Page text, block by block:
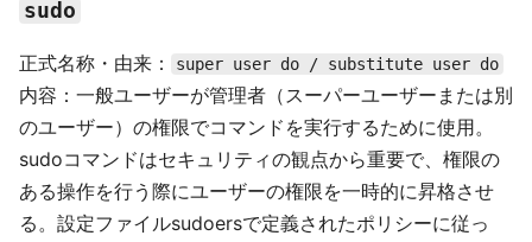
sudo
正式名称・由来： super user do / substitute user do
内容：一般ユーザーが管理者（スーパーユーザーまたは別
のユーザー）の権限でコマンドを実行するために使用。
sudoコマンドはセキュリティの観点から重要で、権限の
ある操作を行う際にユーザーの権限を一時的に昇格させ
る。設定ファイルsudoersで定義されたポリシーに従っ